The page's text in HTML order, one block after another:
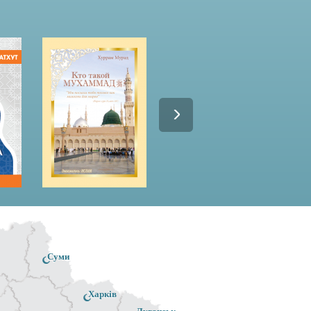
Суми
Харків